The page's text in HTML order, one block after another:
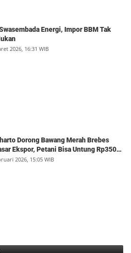
Energi, Impor BBM Tak
2026, 16:31 WIB
Dorong Bawang Merah Brebes
Ekspor, Petani Bisa Untung Rp350
2026, 15:05 WIB
Autentik